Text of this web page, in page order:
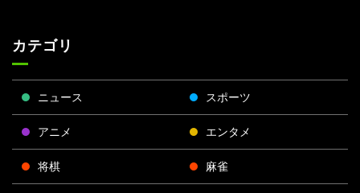
カテゴリ
ニュース スポーツ
アニメ エンタメ
将棋 麻雀